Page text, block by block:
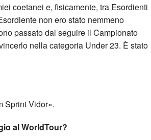
coetanei e, fisicamente, tra Esordienti
non ero stato nemmeno
passato dal seguire il Campionato
nella categoria Under 23. È stato
Sprint Vidor».
al WorldTour?